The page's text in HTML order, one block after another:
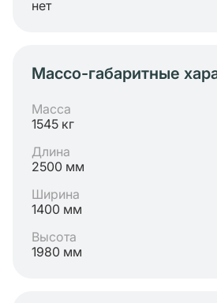
нет
Массо-габаритные
Масса
1545 кг
Длина
2500 мм
Ширина
1400 мм
Высота
1980 мм